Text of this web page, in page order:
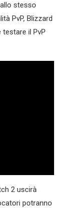
stesso
PvP, Blizzard
testare il PvP
2 uscirà
potranno